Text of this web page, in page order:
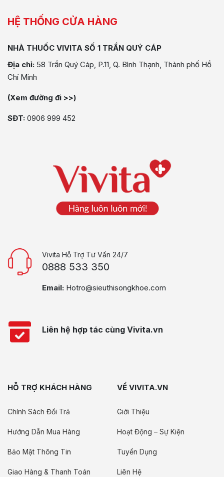
HỆ THỐNG CỬA HÀNG
NHÀ THUỐC VIVITA SỐ 1 TRẦN QUÝ CÁP
Địa chỉ: 58 Trần Quý Cáp, P.11, Q. Bình Thạnh, Thành phố Hồ
Chí Minh
(Xem đường đi >>)
SĐT: 0906 999 452
Vivita Hỗ Trợ Tư Vấn 24/7
0888 533 350
Email: Hotro@sieuthisongkhoe.com
Liên hệ hợp tác cùng Vivita.vn
HỖ TRỢ KHÁCH HÀNG
Chính Sách Đổi Trả
Hướng Dẫn Mua Hàng
Bảo Mật Thông Tin
Giao Hàng & Thanh Toán
VỀ VIVITA.VN
Giới Thiệu
Hoạt Động – Sự Kiện
Tuyển Dụng
Liên Hệ